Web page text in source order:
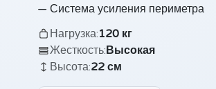
— Система усиления периметра
Нагрузка:120 кг
Жесткость:Высокая
Высота:22 см